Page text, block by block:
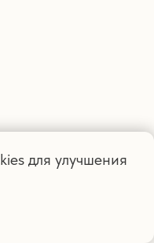
для улучшения